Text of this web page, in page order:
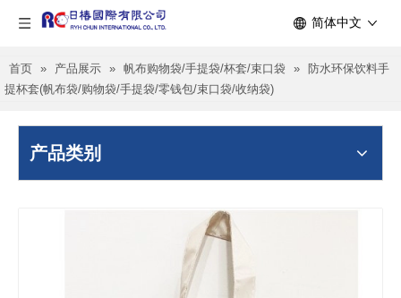
简体中文
首页 » 产品展示 » 帆布购物袋/手提袋/杯套/束口袋 »
防水环保饮料手
提杯套(帆布袋/购物袋/手提袋/零钱包/束口袋/收纳袋)
产品类别